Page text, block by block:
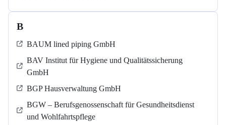
B
BAUM lined piping GmbH
BAV Institut für Hygiene und Qualitätssicherung
GmbH
BGP Hausverwaltung GmbH
BGW – Berufsgenossenschaft für Gesundheitsdienst
und Wohlfahrtspflege